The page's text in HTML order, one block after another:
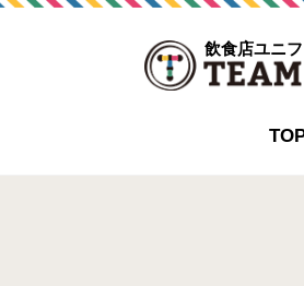
飲食店ユニ